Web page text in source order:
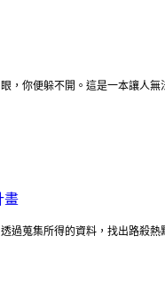
，你便躲不開。這是一本讓人無
過蒐集所得的資料，找出路殺